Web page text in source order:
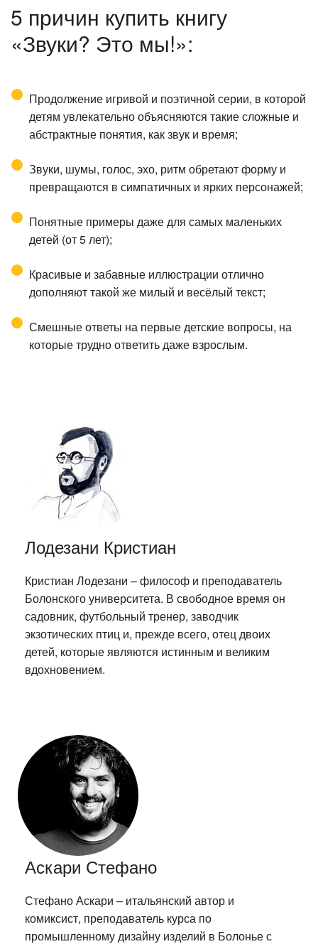
5 причин купить книгу
«Звуки? Это мы!»:
Продолжение игривой и поэтичной серии, в которой
детям увлекательно объясняются такие сложные и
абстрактные понятия, как звук и время;
Звуки, шумы, голос, эхо, ритм обретают форму и
превращаются в симпатичных и ярких персонажей;
Понятные примеры даже для самых маленьких
детей (от 5 лет);
Красивые и забавные иллюстрации отлично
дополняют такой же милый и весёлый текст;
Смешные ответы на первые детские вопросы, на
которые трудно ответить даже взрослым.
Лодезани Кристиан
Кристиан Лодезани – философ и преподаватель
Болонского университета. В свободное время он
садовник, футбольный тренер, заводчик
экзотических птиц и, прежде всего, отец двоих
детей, которые являются истинным и великим
вдохновением.
Аскари Стефано
Стефано Аскари – итальянский автор и
комиксист, преподаватель курса по
промышленному дизайну изделий в Болонье с